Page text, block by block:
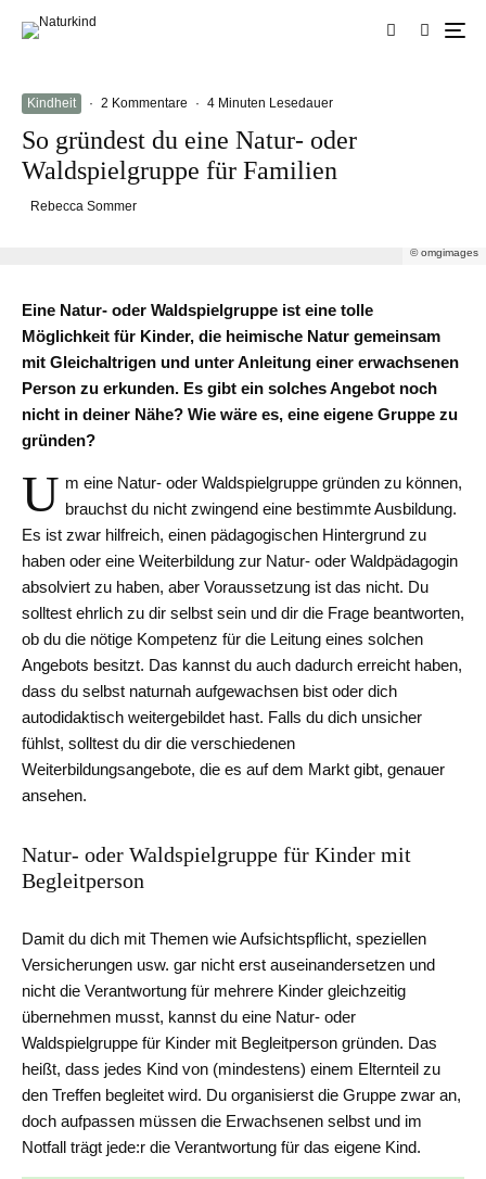
Kindheit · 2 Kommentare · 4 Minuten Lesedauer
So gründest du eine Natur- oder
Waldspielgruppe für Familien
Rebecca Sommer
© omgimages
Eine Natur- oder Waldspielgruppe ist eine tolle
Möglichkeit für Kinder, die heimische Natur gemeinsam
mit Gleichaltrigen und unter Anleitung einer erwachsenen
Person zu erkunden. Es gibt ein solches Angebot noch
nicht in deiner Nähe? Wie wäre es, eine eigene Gruppe zu
gründen?
U m eine Natur- oder Waldspielgruppe gründen zu können,
brauchst du nicht zwingend eine bestimmte Ausbildung.
Es ist zwar hilfreich, einen pädagogischen Hintergrund zu
haben oder eine Weiterbildung zur Natur- oder Waldpädagogin
absolviert zu haben, aber Voraussetzung ist das nicht. Du
solltest ehrlich zu dir selbst sein und dir die Frage beantworten,
ob du die nötige Kompetenz für die Leitung eines solchen
Angebots besitzt. Das kannst du auch dadurch erreicht haben,
dass du selbst naturnah aufgewachsen bist oder dich
autodidaktisch weitergebildet hast. Falls du dich unsicher
fühlst, solltest du dir die verschiedenen
Weiterbildungsangebote, die es auf dem Markt gibt, genauer
ansehen.
Natur- oder Waldspielgruppe für Kinder mit
Begleitperson
Damit du dich mit Themen wie Aufsichtspflicht, speziellen
Versicherungen usw. gar nicht erst auseinandersetzen und
nicht die Verantwortung für mehrere Kinder gleichzeitig
übernehmen musst, kannst du eine Natur- oder
Waldspielgruppe für Kinder mit Begleitperson gründen. Das
heißt, dass jedes Kind von (mindestens) einem Elternteil zu
den Treffen begleitet wird. Du organisierst die Gruppe zwar an,
doch aufpassen müssen die Erwachsenen selbst und im
Notfall trägt jede:r die Verantwortung für das eigene Kind.